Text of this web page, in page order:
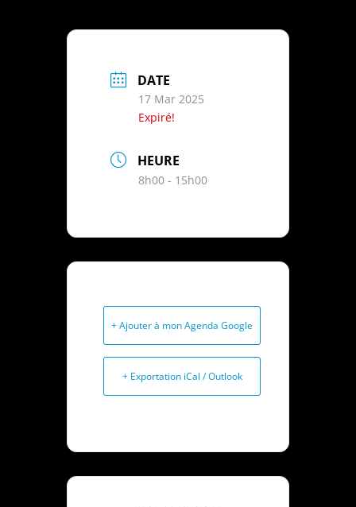
DATE
17 Mar 2025
Expiré!
HEURE
8h00 - 15h00
+ Ajouter à mon Agenda Google
+ Exportation iCal / Outlook